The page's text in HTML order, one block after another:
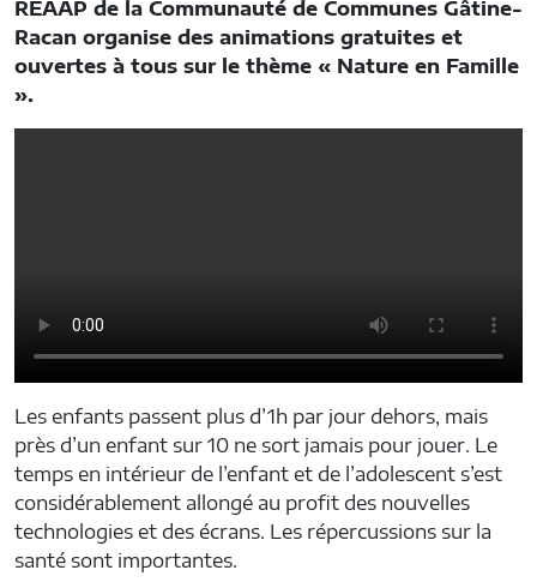
k
r
REAAP de la Communauté de Communes Gâtine-
Racan organise des animations gratuites et
ouvertes à tous sur le thème « Nature en Famille
».
Les enfants passent plus d’1h par jour dehors, mais
près d’un enfant sur 10 ne sort jamais pour jouer. Le
temps en intérieur de l’enfant et de l’adolescent s’est
considérablement allongé au profit des nouvelles
technologies et des écrans. Les répercussions sur la
santé sont importantes.